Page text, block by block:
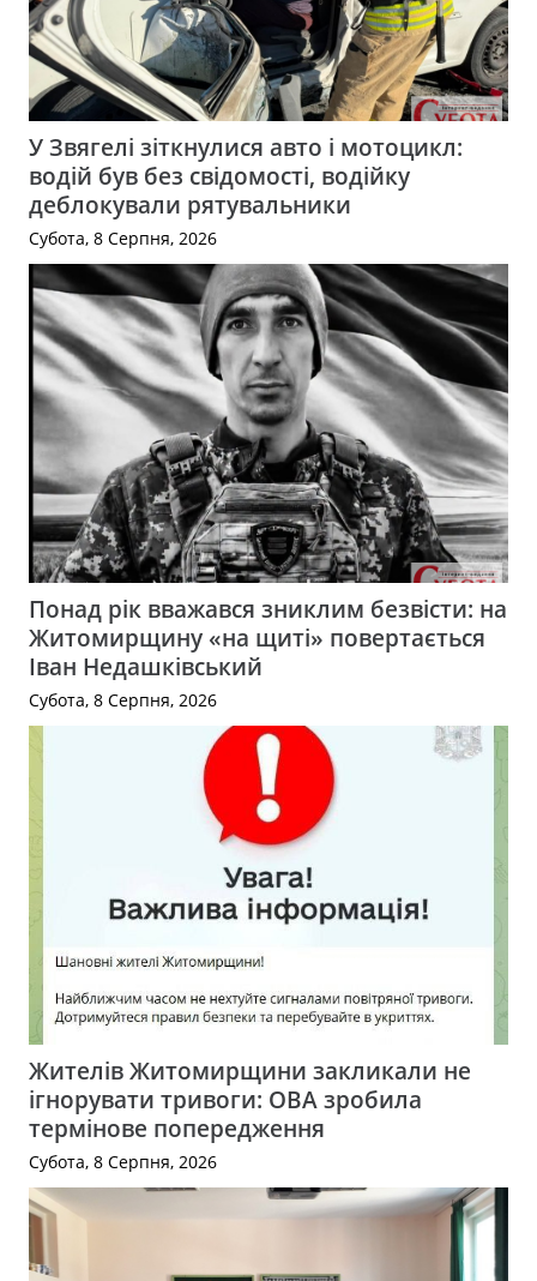
У Звягелі зіткнулися авто і мотоцикл:
водій був без свідомості, водійку
деблокували рятувальники
Субота, 8 Серпня, 2026
Понад рік вважався зниклим безвісти: на
Житомирщину «на щиті» повертається
Іван Недашківський
Субота, 8 Серпня, 2026
Жителів Житомирщини закликали не
ігнорувати тривоги: ОВА зробила
термінове попередження
Субота, 8 Серпня, 2026